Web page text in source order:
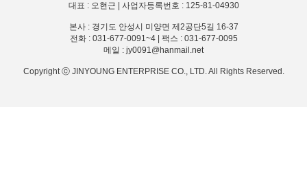
대표 : 오현근 | 사업자등록번호 : 125-81-04930
본사 : 경기도 안성시
미양면 제2공단5길 16-37
전화 : 031-677-0091~4 | 팩스 : 031-677-0095
메일 : jy0091@hanmail.net
Copyright ⓒ JINYOUNG ENTERPRISE CO., LTD. All Rights Reserved.